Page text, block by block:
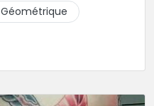
Géométrique